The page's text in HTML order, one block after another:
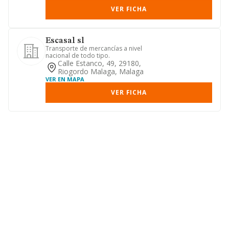
VER FICHA
Escasal sl
Transporte de mercancías a nivel
nacional de todo tipo.
Calle Estanco, 49, 29180,
Riogordo Malaga, Malaga
VER EN MAPA
VER FICHA